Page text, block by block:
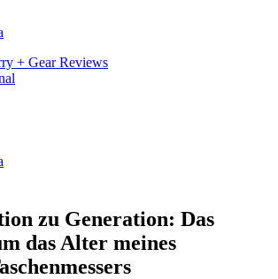
+ Gear Reviews
zu Generation: Das
das Alter meines